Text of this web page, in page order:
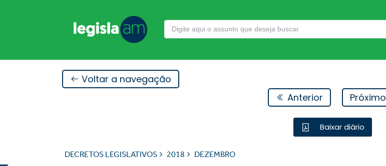
Voltar a navegação
Anterior
Próximo
Baixar diário
DECRETOS LEGISLATIVOS 2018 DEZEMBRO